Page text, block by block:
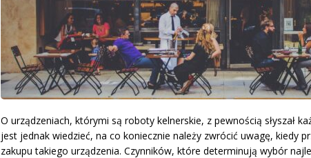
O urządzeniach, którymi są roboty kelnerskie, z pewnością słyszał
jest jednak wiedzieć, na co koniecznie należy zwrócić uwagę, kiedy
zakupu takiego urządzenia. Czynników, które determinują wybór